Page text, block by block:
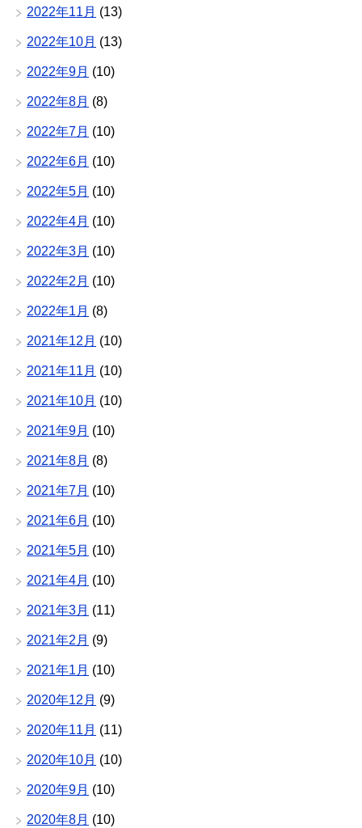
2022年11月 (13)
2022年10月 (13)
2022年9月 (10)
2022年8月 (8)
2022年7月 (10)
2022年6月 (10)
2022年5月 (10)
2022年4月 (10)
2022年3月 (10)
2022年2月 (10)
2022年1月 (8)
2021年12月 (10)
2021年11月 (10)
2021年10月 (10)
2021年9月 (10)
2021年8月 (8)
2021年7月 (10)
2021年6月 (10)
2021年5月 (10)
2021年4月 (10)
2021年3月 (11)
2021年2月 (9)
2021年1月 (10)
2020年12月 (9)
2020年11月 (11)
2020年10月 (10)
2020年9月 (10)
2020年8月 (10)